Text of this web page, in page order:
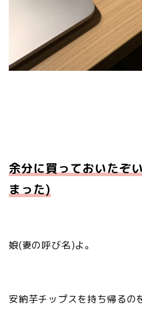
余分に買っておいたぞ
まった)
娘(妻の呼び名)よ。
安納芋チップスを持ち帰るの